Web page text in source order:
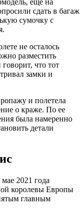
сдать в багаж
сумочку с
не осталось
разместить
что тот
замки и
и полетела
о краже. По ее
была намеренно
детали
2021 года
королевы Европы
главным